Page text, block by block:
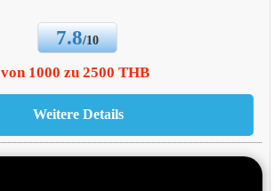
7.8/10
von 1000 zu 2500 THB